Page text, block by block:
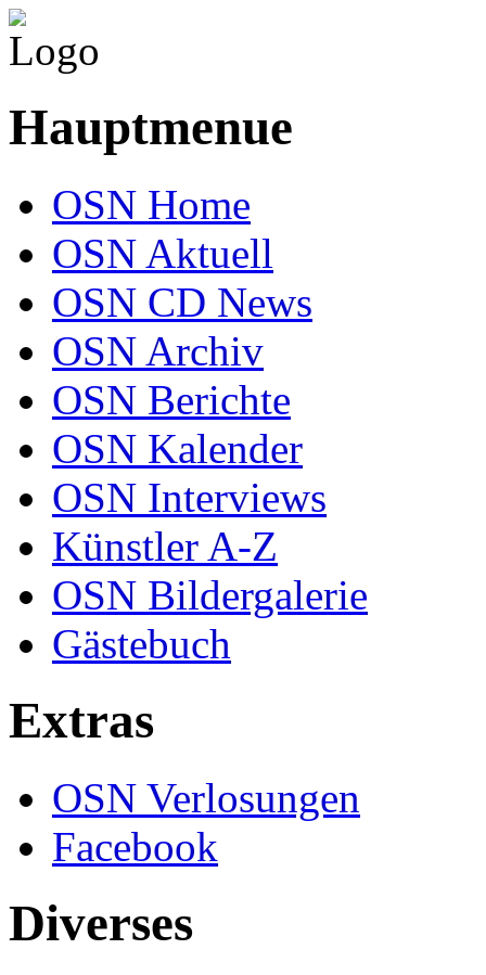
Hauptmenue
OSN Home
OSN Aktuell
OSN CD News
OSN Archiv
OSN Berichte
OSN Kalender
OSN Interviews
Künstler A-Z
OSN Bildergalerie
Gästebuch
Extras
OSN Verlosungen
Facebook
Diverses